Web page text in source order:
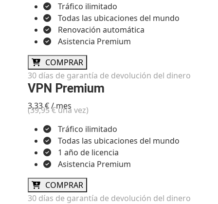
Tráfico ilimitado
Todas las ubicaciones del mundo
Renovación automática
Asistencia Premium
COMPRAR
30 días de garantía de devolución del dinero
VPN Premium
3,33 € / mes
(39,95 € una vez)
Tráfico ilimitado
Todas las ubicaciones del mundo
1 año de licencia
Asistencia Premium
COMPRAR
30 días de garantía de devolución del dinero